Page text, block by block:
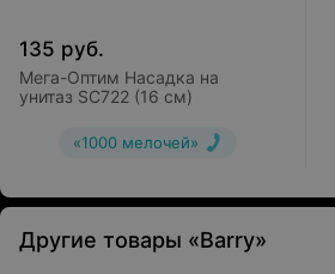
135 руб.
Мега-Оптим Насадка на
унитаз SC722 (16 см)
«1000 мелочей»
Другие товары «Barry»